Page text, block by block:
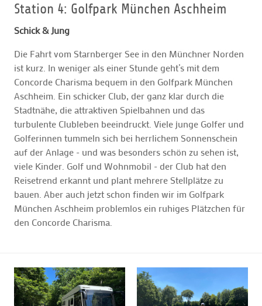
Station 4: Golfpark München Aschheim
Schick & Jung
Die Fahrt vom Starnberger See in den Münchner Norden
ist kurz. In weniger als einer Stunde geht’s mit dem
Concorde Charisma bequem in den Golfpark München
Aschheim. Ein schicker Club, der ganz klar durch die
Stadtnähe, die attraktiven Spielbahnen und das
turbulente Clubleben beeindruckt. Viele junge Golfer und
Golferinnen tummeln sich bei herrlichem Sonnenschein
auf der Anlage - und was besonders schön zu sehen ist,
viele Kinder. Golf und Wohnmobil - der Club hat den
Reisetrend erkannt und plant mehrere Stellplätze zu
bauen. Aber auch jetzt schon finden wir im Golfpark
München Aschheim problemlos ein ruhiges Plätzchen für
den Concorde Charisma.